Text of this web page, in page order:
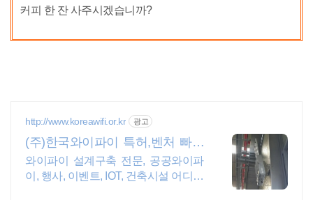
커피 한 잔 사주시겠습니까?
http://www.koreawifi.or.kr 광고
(주)한국와이파이 특허,벤처 빠른
상담 가능
와이파이 설계구축 전문, 공공와이파
이, 행사, 이벤트, IOT, 건축시설 어디서